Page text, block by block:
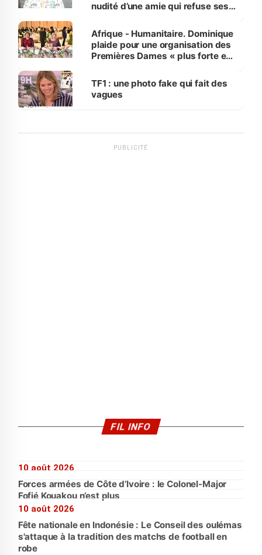
nudité d’une amie qui refuse ses
Afrique - Humanitaire. Dominique
plaide pour une organisation des
Premières Dames « plus forte et
sur la scène internationale »
TF1 : une photo fake qui fait des
vagues
PUBLICITÉ
FIL INFO
10 août 2026
Forces armées de Côte d’Ivoire : le Colonel-Major
Fofié Kouakou n’est plus
10 août 2026
Fête nationale en Indonésie : Le Conseil des oulémas
s'attaque à la tradition des matchs de football en
robe